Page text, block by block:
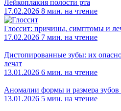
Лейкоплакия полости рта
17.02.2026 8 мин. на чтение
Глоссит: причины, симптомы и
17.02.2026 7 мин. на чтение
Дистопированные зубы: их
лечат
13.01.2026 6 мин. на чтение
Аномалии формы и размера
13.01.2026 5 мин. на чтение